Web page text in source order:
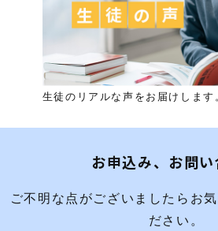
生徒のリアルな声をお届けします
お申込み、お問い
ご不明な点がございましたらお
ださい。